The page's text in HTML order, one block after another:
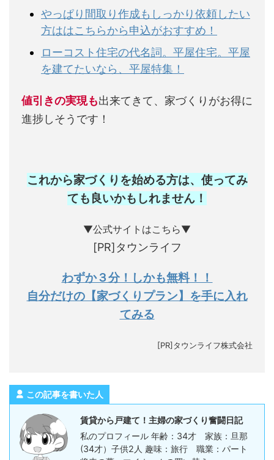
やっぱり間取り作成もしっかり依頼したい
方ははこちらから申込がおすすめ！
ローコスト住宅の代名詞。平屋住宅。平屋
を建てたいなら、平屋特集！
値引きの実現も出来てきて、家づくりがお得に
進捗しそうです！
これから家づくりを始める方は、使ってみ
ても良いかもしれません ！
▼公式サイトはこちら▼
[PR]タウンライフ
わずか３分！しかも無料！！
自分だけの【家づくりプラン】を手に入れ
てみる
[PR]タウンライフ株式会社
この記事を書いた人
賃貸から戸建て！主婦の家づくり奮闘日記
私のプロフィール 年齢：34才 家族：旦那
(34才）子供2人 趣味：旅行 職業：パート